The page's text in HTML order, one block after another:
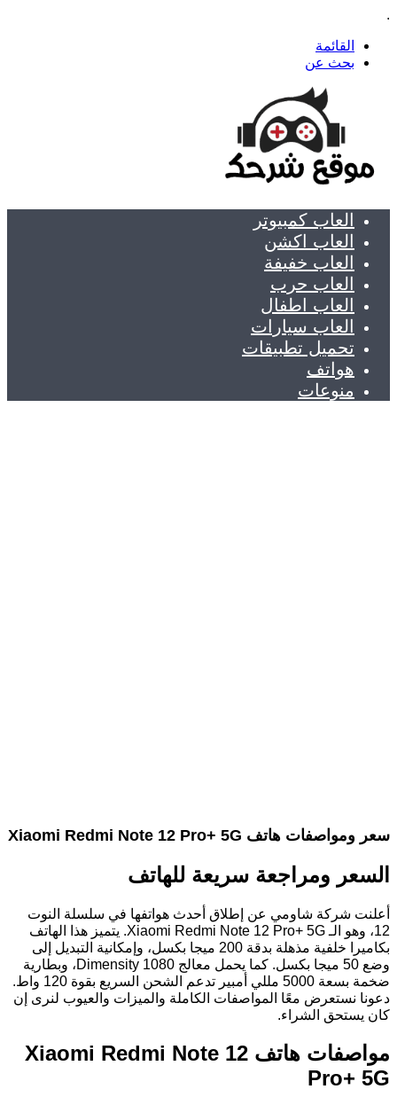
.
القائمة
بحث عن
العاب كمبيوتر
العاب اكشن
العاب خفيفة
العاب حرب
العاب اطفال
العاب سيارات
تحميل تطبيقات
هواتف
منوعات
سعر ومواصفات هاتف Xiaomi Redmi Note 12 Pro+ 5G
السعر ومراجعة سريعة للهاتف
أعلنت شركة شاومي عن إطلاق أحدث هواتفها في سلسلة النوت
12، وهو الـ Xiaomi Redmi Note 12 Pro+ 5G. يتميز هذا الهاتف
بكاميرا خلفية مذهلة بدقة 200 ميجا بكسل، وإمكانية التبديل إلى
وضع 50 ميجا بكسل. كما يحمل معالج Dimensity 1080، وبطارية
ضخمة بسعة 5000 مللي أمبير تدعم الشحن السريع بقوة 120 واط.
دعونا نستعرض معًا المواصفات الكاملة والميزات والعيوب لنرى إن
كان يستحق الشراء.
مواصفات هاتف Xiaomi Redmi Note 12
Pro+ 5G